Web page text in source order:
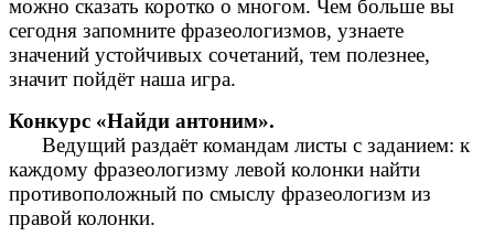
можно сказать коротко о многом. Чем больше вы
сегодня запомните фразеологизмов, узнаете
значений устойчивых сочетаний, тем полезнее,
значит пойдёт наша игра.
Конкурс «Найди антоним».
Ведущий раздаёт командам листы с заданием: к
каждому фразеологизму левой колонки найти
противоположный по смыслу фразеологизм из
правой колонки.